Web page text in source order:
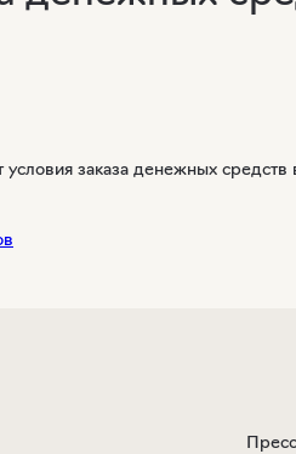
заказа денежных средств